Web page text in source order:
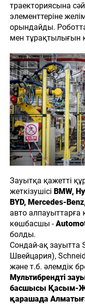
траекториясына
элементтеріне
орындайды.
мен тұрақтылығын
Зауытқа қажетті
жеткізушісі BMW,
BYD, Mercedes-
авто
көшбасшы -
болды.
Сондай-ақ зауытта
Швейцария),
және т.б. әлемдік
Мультибрендті
басшысы Қасым-
қарашада